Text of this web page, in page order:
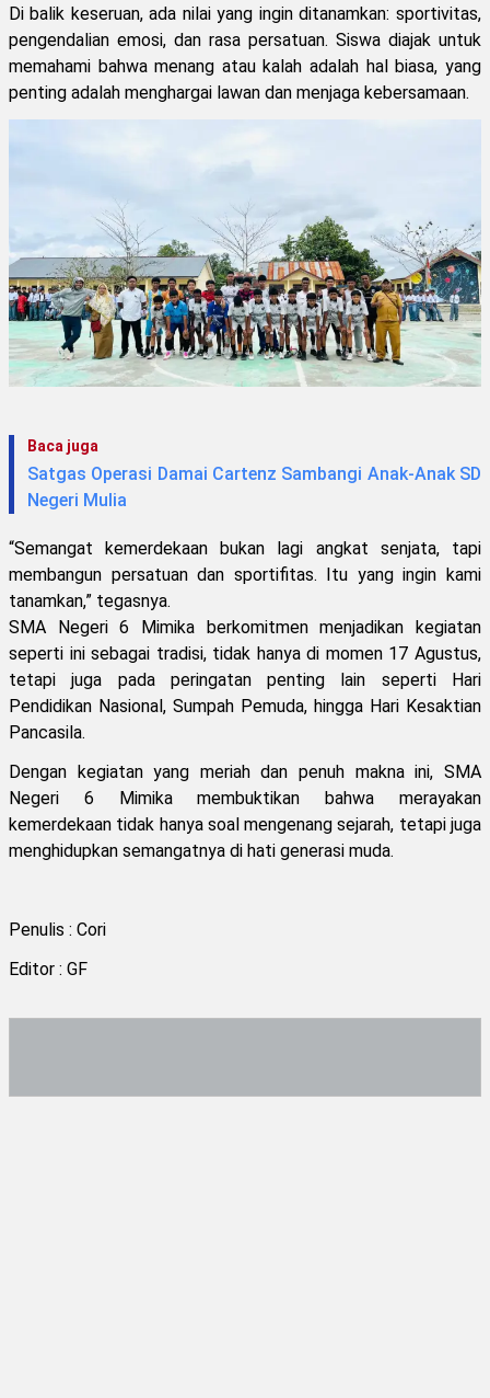
Di balik keseruan, ada nilai yang ingin ditanamkan: sportivitas,
pengendalian emosi, dan rasa persatuan. Siswa diajak untuk
memahami bahwa menang atau kalah adalah hal biasa, yang
penting adalah menghargai lawan dan menjaga kebersamaan.
Baca juga
Satgas Operasi Damai Cartenz Sambangi Anak-Anak SD
Negeri Mulia
“Semangat kemerdekaan bukan lagi angkat senjata, tapi
membangun persatuan dan sportifitas. Itu yang ingin kami
tanamkan,” tegasnya.
SMA Negeri 6 Mimika berkomitmen menjadikan kegiatan
seperti ini sebagai tradisi, tidak hanya di momen 17 Agustus,
tetapi juga pada peringatan penting lain seperti Hari
Pendidikan Nasional, Sumpah Pemuda, hingga Hari Kesaktian
Pancasila.
Dengan kegiatan yang meriah dan penuh makna ini, SMA
Negeri 6 Mimika membuktikan bahwa merayakan
kemerdekaan tidak hanya soal mengenang sejarah, tetapi juga
menghidupkan semangatnya di hati generasi muda.
Penulis : Cori
Editor : GF